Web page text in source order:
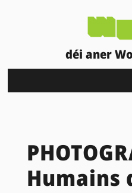
déi aner
Humains